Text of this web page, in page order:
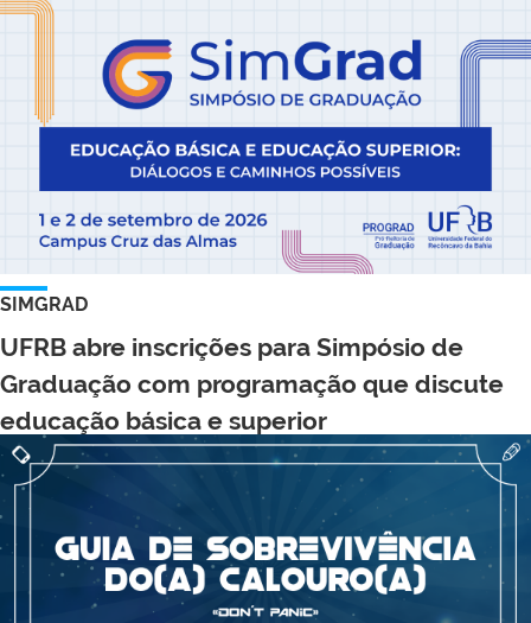
SIMGRAD
UFRB abre inscrições para Simpósio de
Graduação com programação que discute
educação básica e superior